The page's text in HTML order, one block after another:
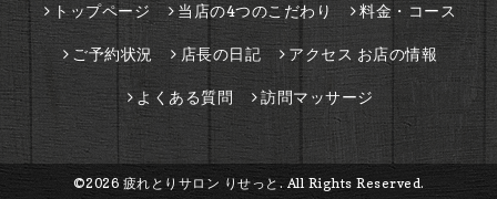
トップページ 当店の4つのこだわり 料金・コース
ご予約状況 店長の日記 アクセス お店の情報
よくある質問 訪問マッサージ
©2026疲れとりサロン りせっと. All Rights Reserved.